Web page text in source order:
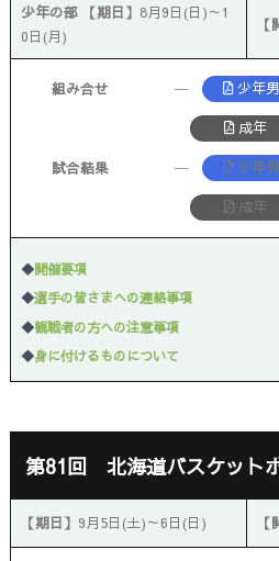
少年の部 【期日】 8月9日(日)～1
0日(月)
組み合せ ─ 少年
成年
試合結果 ─ 少年
成年
◆開催要項
◆選手の皆さまへの連絡事項
◆観戦者の方への注意事項
◆身に付けるものについて
第81回 北海道バスケット
【期日】 9月5日(土)～6日(日)